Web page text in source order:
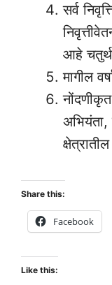
सर्व
आहे
मागील
अभियंता,
Share this:
Facebook
Like this: